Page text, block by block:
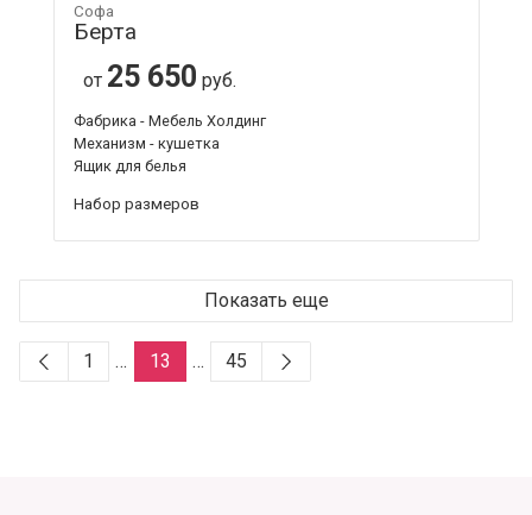
Софа
Берта
от 25 650 руб.
Фабрика - Мебель Холдинг
Механизм - кушетка
Ящик для белья
Набор размеров
Показать еще
1 … 13 … 45